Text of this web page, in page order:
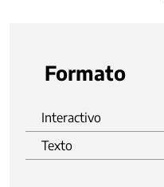
Formato
Interactivo
Texto